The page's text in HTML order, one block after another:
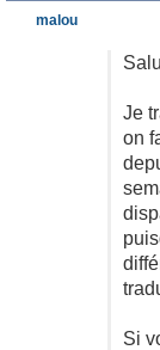
Je
on
Si
malou